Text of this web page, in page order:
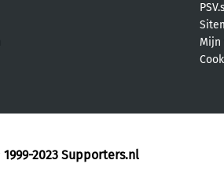
Mijn
2023 Supporters.nl